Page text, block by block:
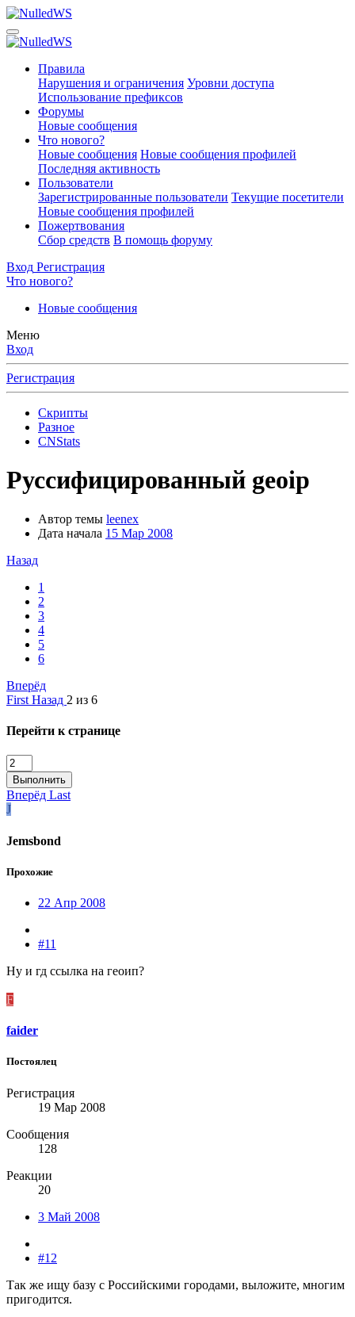
Правила
Нарушения и ограничения Уровни доступа
Использование префиксов
Форумы
Новые сообщения
Что нового?
Новые сообщения Новые сообщения профилей
Последняя активность
Пользователи
Зарегистрированные пользователи Текущие посетители
Новые сообщения профилей
Пожертвования
Сбор средств В помощь форуму
Вход Регистрация
Что нового?
Новые сообщения
Меню
Вход
Регистрация
Скрипты
Разное
CNStats
Руссифицированный geoip
Автор темы leenex
Дата начала 15 Мар 2008
Назад
1
2
3
4
5
6
Вперёд
First Назад 2 из 6
Перейти к странице
Выполнить
Вперёд Last
J
Jemsbond
Прохожие
22 Апр 2008
#11
Ну и гд ссылка на геоип?
F
faider
Постоялец
Регистрация
19 Мар 2008
Сообщения
128
Реакции
20
3 Май 2008
#12
Так же ищу базу с Российскими городами, выложите, многим
пригодится.